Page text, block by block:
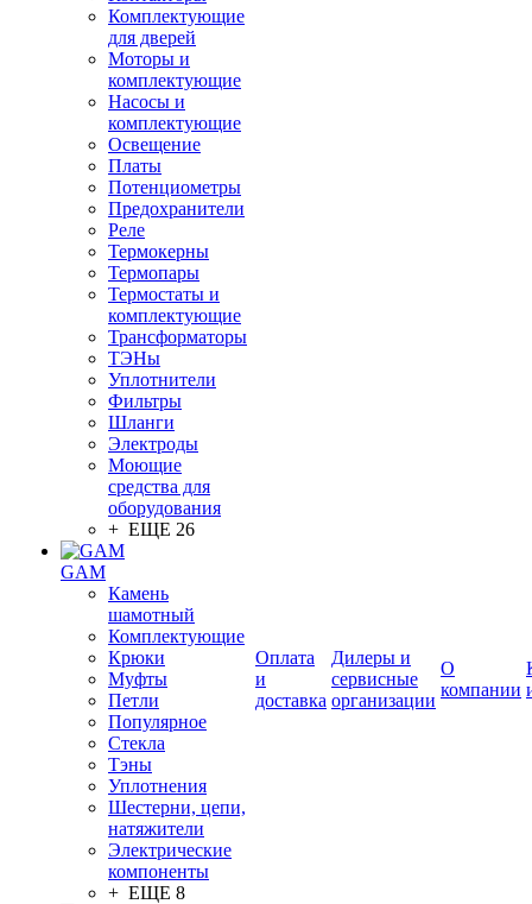
Комплектующие
для дверей
Моторы и
комплектующие
Насосы и
комплектующие
Освещение
Платы
Потенциометры
Предохранители
Реле
Термокерны
Термопары
Термостаты и
комплектующие
Трансформаторы
ТЭНы
Уплотнители
Фильтры
Шланги
Электроды
Моющие
средства для
оборудования
+ ЕЩЕ 26
GAM
Камень
шамотный
Комплектующие
Крюки
Муфты
Петли
Популярное
Стекла
Тэны
Уплотнения
Шестерни, цепи,
натяжители
Электрические
компоненты
+ ЕЩЕ 8
Оплата
и
доставка
Дилеры и
сервисные
организации
О
компании